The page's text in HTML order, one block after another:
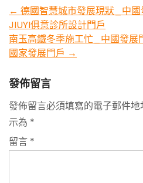
Post
navigation
← 德國智慧城市發展現狀_中
JIUYI俱意診所設計門戶
南玉高鐵冬季施工忙_中國發
國家發展門戶 →
發佈留言
發佈留言必須填寫的電子郵件地
示為 *
留言 *